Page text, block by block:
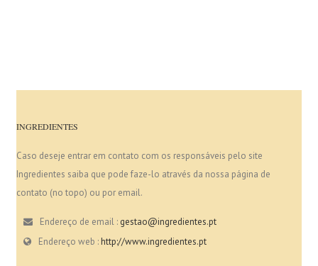
INGREDIENTES
Caso deseje entrar em contato com os responsáveis pelo site
Ingredientes saiba que pode faze-lo através da nossa página de
contato (no topo) ou por email.
Endereço de email : gestao@ingredientes.pt
Endereço web :http://www.ingredientes.pt